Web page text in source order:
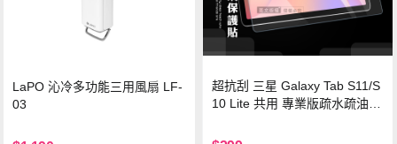
LaPO 沁冷多功能三用風扇 LF-
03
超抗刮 三星 Galaxy Tab S11/S
10 Lite 共用 專業版疏水疏油9